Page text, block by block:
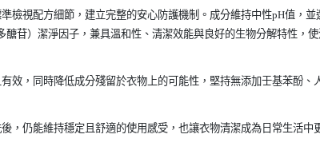
檢視配方細節，建立完整的安心防護機制。成分維持中性pH值，並
醣苷）潔淨因子，兼具溫和性、清潔效能與良好的生物分解特性，
效，同時降低成分殘留於衣物上的可能性，堅持無添加壬基苯酚、
，仍能維持穩定且舒適的使用感受，也讓衣物清潔成為日常生活中